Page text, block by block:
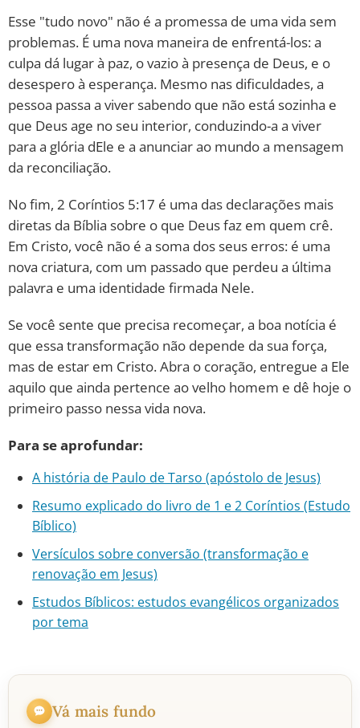
Esse "tudo novo" não é a promessa de uma vida sem
problemas. É uma nova maneira de enfrentá-los: a
culpa dá lugar à paz, o vazio à presença de Deus, e o
desespero à esperança. Mesmo nas dificuldades, a
pessoa passa a viver sabendo que não está sozinha e
que Deus age no seu interior, conduzindo-a a viver
para a glória dEle e a anunciar ao mundo a mensagem
da reconciliação.
No fim, 2 Coríntios 5:17 é uma das declarações mais
diretas da Bíblia sobre o que Deus faz em quem crê.
Em Cristo, você não é a soma dos seus erros: é uma
nova criatura, com um passado que perdeu a última
palavra e uma identidade firmada Nele.
Se você sente que precisa recomeçar, a boa notícia é
que essa transformação não depende da sua força,
mas de estar em Cristo. Abra o coração, entregue a Ele
aquilo que ainda pertence ao velho homem e dê hoje o
primeiro passo nessa vida nova.
Para se aprofundar:
A história de Paulo de Tarso (apóstolo de Jesus)
Resumo explicado do livro de 1 e 2 Coríntios (Estudo
Bíblico)
Versículos sobre conversão (transformação e
renovação em Jesus)
Estudos Bíblicos: estudos evangélicos organizados
por tema
Vá mais fundo